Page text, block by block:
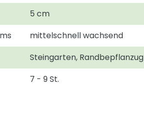
5 cm
mittelschnell wachsend
Steingarten, Randbepflanzug
7 - 9 St.